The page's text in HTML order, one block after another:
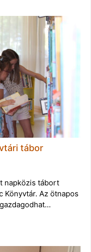
tábor
napközis tábort
Könyvtár. Az ötnapos